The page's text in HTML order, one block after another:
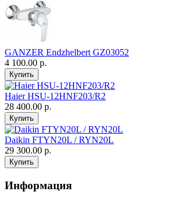
GANZER Endzhelbert GZ03052
4 100.00 р.
Haier HSU-12HNF203/R2
28 400.00 р.
Daikin FTYN20L / RYN20L
29 300.00 р.
Информация